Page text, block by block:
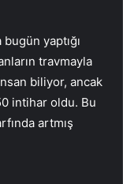
yaptığı
travmayla
biliyor, ancak
intihar oldu. Bu
artmış